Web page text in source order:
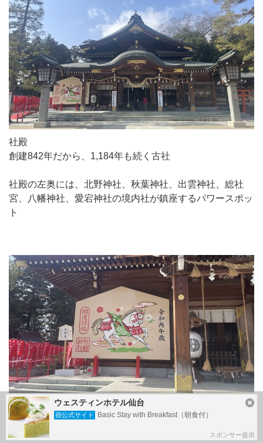
社殿
創建842年だから、1,184年も続く古社
社殿の左奥には、北野神社、秋葉神社、出雲神社、総社
宮、八幡神社、愛宕神社の境内社が鎮座するパワースポッ
ト
午年の大きな絵馬ウェスティンホテル仙台
宿公式サイト Basic Stay with Breakfast（朝食付）
スポンサー提供